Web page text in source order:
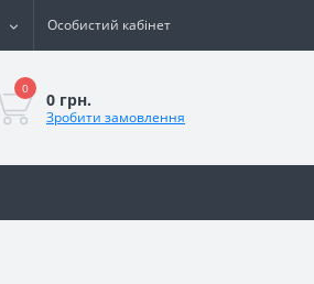
Особистий кабінет
0
0 грн.
Зробити замовлення